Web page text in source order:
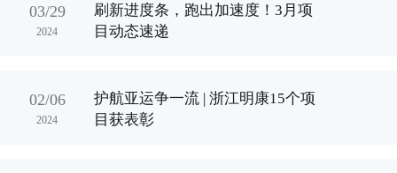
03/29
2024
刷新进度条，跑出加速度！3月项
目动态速递
02/06
2024
护航亚运争一流 | 浙江明康15个项
目获表彰